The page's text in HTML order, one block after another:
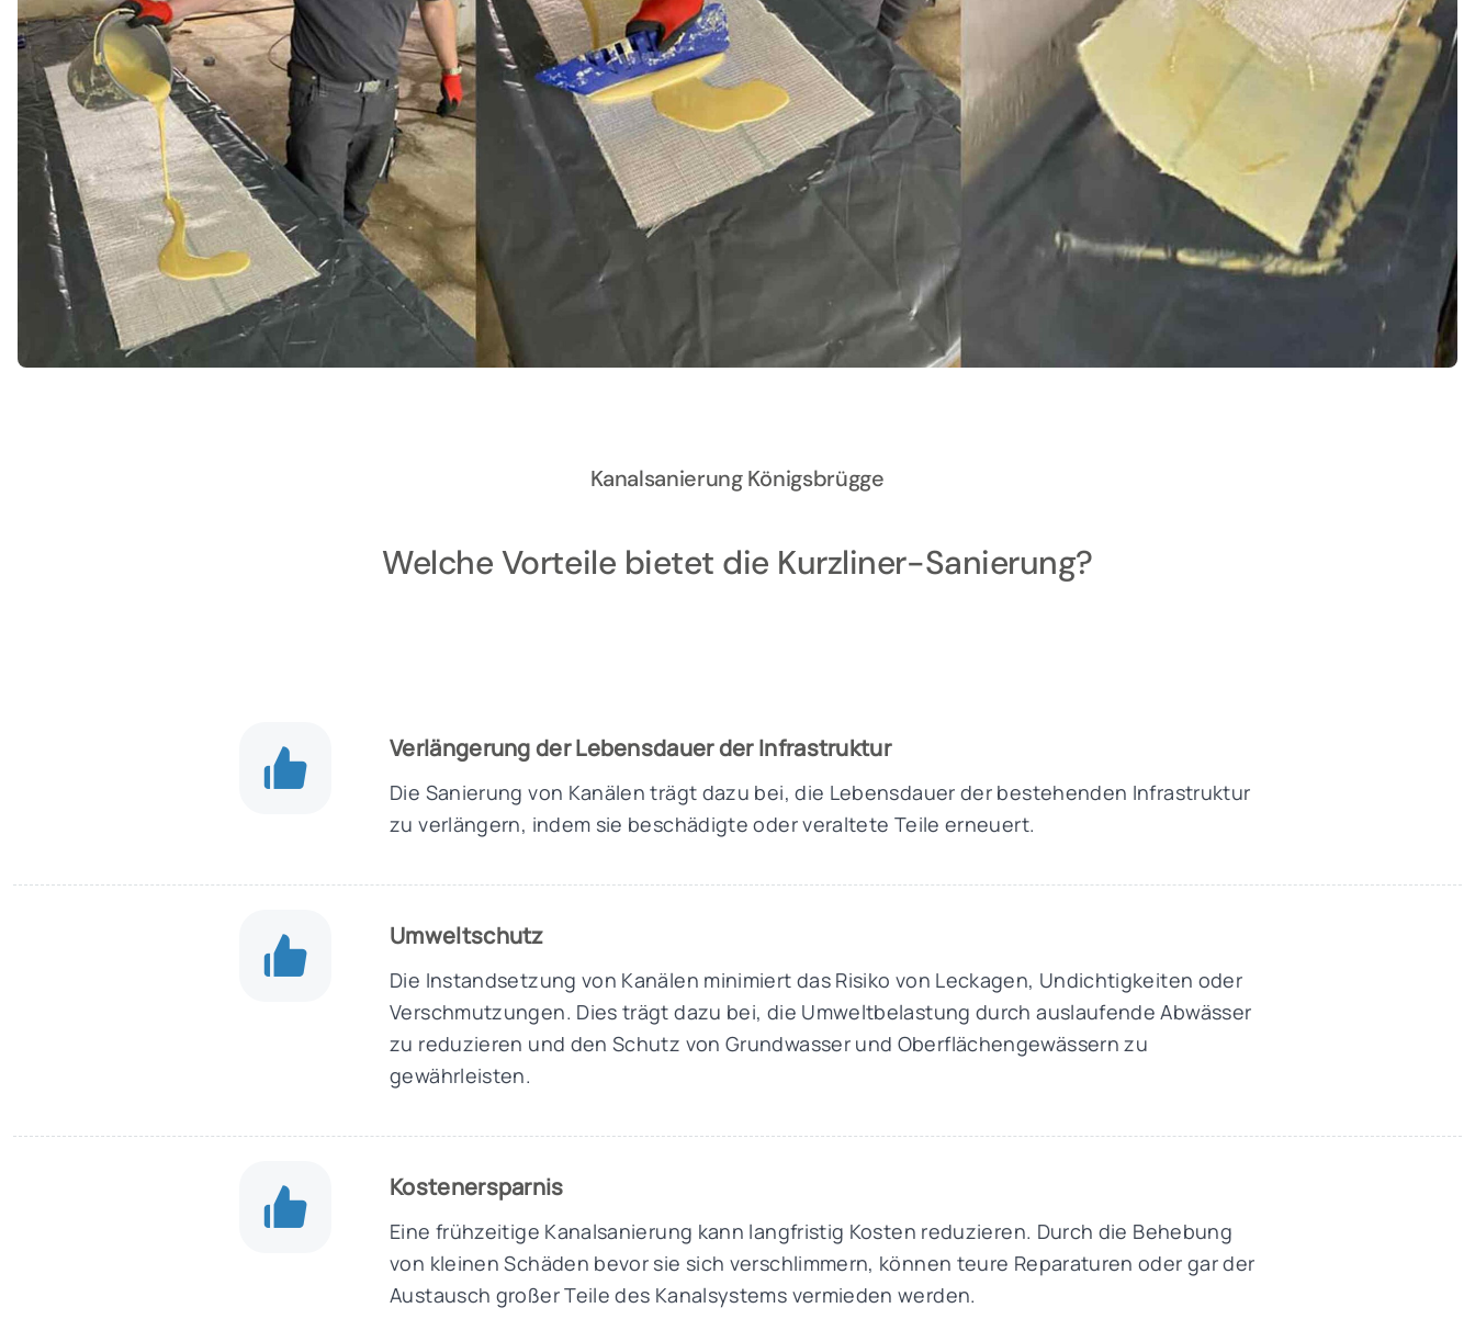
Kanalsanierung Königsbrügge
Welche Vorteile bietet die Kurzliner-Sanierung?
Verlängerung der Lebensdauer der Infrastruktur
Die Sanierung von Kanälen trägt dazu bei, die Lebensdauer der bestehenden Infrastruktur
zu verlängern, indem sie beschädigte oder veraltete Teile erneuert.
Umweltschutz
Die Instandsetzung von Kanälen minimiert das Risiko von Leckagen, Undichtigkeiten oder
Verschmutzungen. Dies trägt dazu bei, die Umweltbelastung durch auslaufende Abwässer
zu reduzieren und den Schutz von Grundwasser und Oberflächengewässern zu
gewährleisten.
Kostenersparnis
Eine frühzeitige Kanalsanierung kann langfristig Kosten reduzieren. Durch die Behebung
von kleinen Schäden bevor sie sich verschlimmern, können teure Reparaturen oder gar der
Austausch großer Teile des Kanalsystems vermieden werden.